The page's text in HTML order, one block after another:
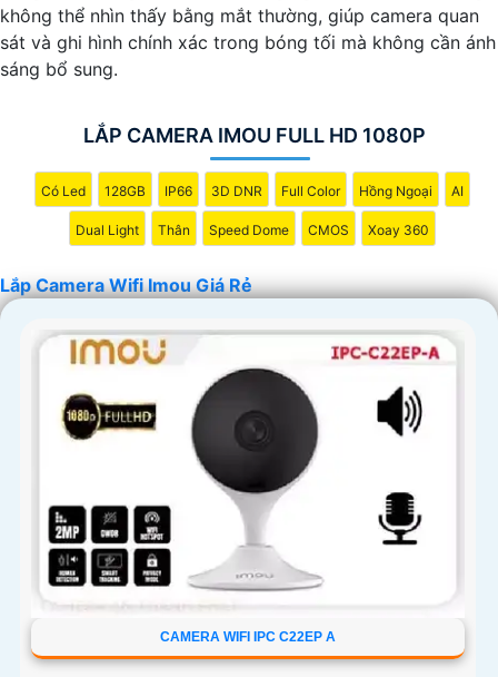
lượng của sản phẩm.
🏘 4:Tích hợp công nghệ mới: Camera Wifi Imou thường
được tích hợp các công nghệ mới như trí tuệ nhân tạo,
năng bảo mật.
Hỗ trợ dịch vụ sau bán hàng: Imou cung cấp dịch vụ
hỗ trợ khách hàng tốt sau khi mua sản phẩm, bảo đảm
rằng bạn sẽ có sự trợ giúp nhanh chóng khi cần thiết.
Hy vọng những thông tin trên giúp bạn tìm được lựa chọn
không thể nhìn thấy bằng mắt thường, giúp camera quan
sát và ghi hình chính xác trong bóng tối mà không cần ánh
sáng bổ sung.
LẮP CAMERA IMOU FULL HD 1080P
Có Led 128GB IP66 3D DNR Full Color Hồng Ngoại AI
Dual Light Thân Speed Dome CMOS Xoay 360
Lắp Camera Wifi Imou Giá Rẻ
CAMERA WIFI IPC C22EP A